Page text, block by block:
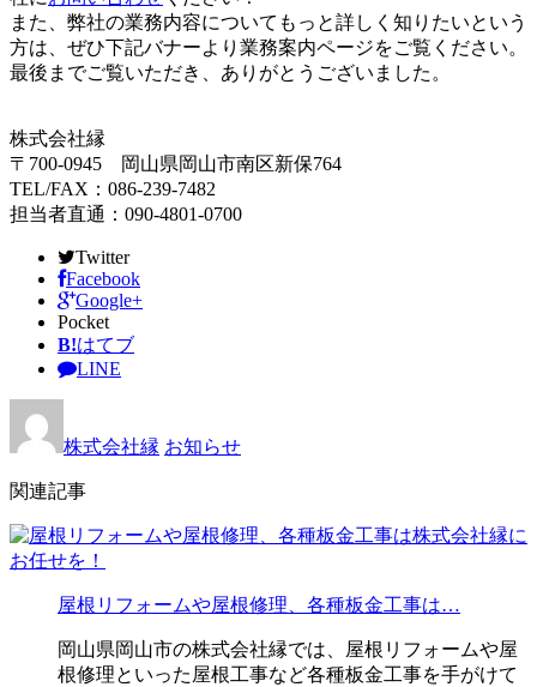
また、弊社の業務内容についてもっと詳しく知りたいという
方は、ぜひ下記バナーより業務案内ページをご覧ください。
最後までご覧いただき、ありがとうございました。
株式会社縁
〒700-0945 岡山県岡山市南区新保764
TEL/FAX：086-239-7482
担当者直通：090-4801-0700
Twitter
Facebook
Google+
Pocket
B!はてブ
LINE
株式会社縁 お知らせ
関連記事
屋根リフォームや屋根修理、各種板金工事は…
岡山県岡山市の株式会社縁では、屋根リフォームや屋
根修理といった屋根工事など各種板金工事を手がけて